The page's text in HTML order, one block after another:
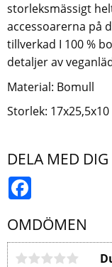
storleksmässigt
accessoarerna på
tillverkad I 100 %
detaljer av
Material: Bomull
Storlek: 17x25,5x10
DELA MED DIG
OMDÖMEN